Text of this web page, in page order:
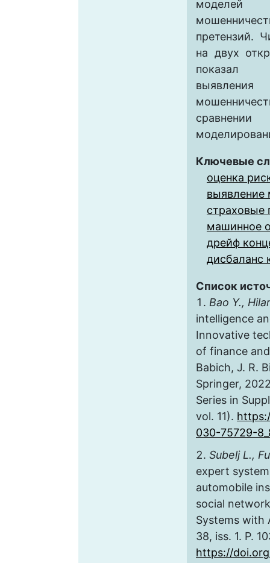
моделей
претензий.
на двух
показал
Ключевые
оценка
выявление
страховые
машинное
дрейф
дисбаланс
Список
Bao Y.,
intelligence
Innovative
of finance
Babich, J. R.
Springer,
Series in
vol. 11).
030-75729-
Subelj L.,
expert
automobile
social
Systems with
38, iss. 1. P.
https://